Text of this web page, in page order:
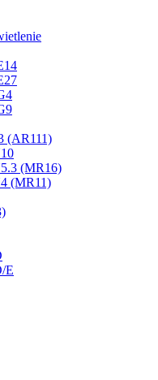
(AR111)
(MR16)
(MR11)
E